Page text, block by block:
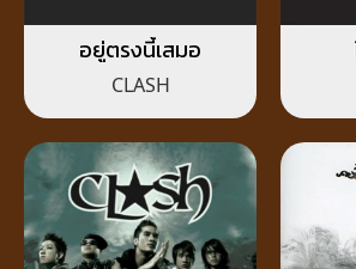
อยู่ตรงนี้เสมอ
CLASH